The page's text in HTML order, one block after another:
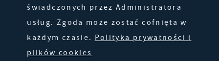
świadczonych przez Administratora
usług. Zgoda może zostać cofnięta w
każdym czasie. Polityka prywatności i
plików cookies